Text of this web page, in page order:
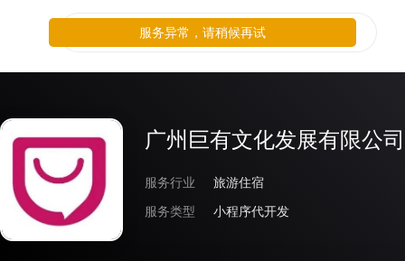
广州巨有文化发展有限公司
服务行业
旅游住宿
服务类型
小程序代开发
服务异常，请稍候再试